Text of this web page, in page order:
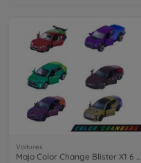
Voitures
Majo Color Change Blister X1 6 Asst